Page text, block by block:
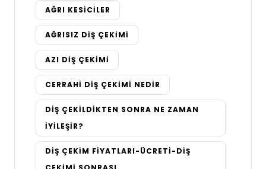
AĞRI KESICILER
AĞRISIZ DIŞ ÇEKIMI
AZI DIŞ ÇEKIMI
CERRAHI DIŞ ÇEKIMI NEDIR
DIŞ ÇEKILDIKTEN SONRA NE ZAMAN
İYILEŞIR?
DIŞ ÇEKIM FIYATLARI-ÜCRETI-DIŞ